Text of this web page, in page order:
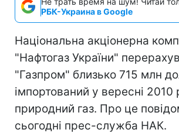
РБК-Украина в Google
Національна акціонерна
"Нафтогаз України"
"Газпром" близько 715 млн
імпортований у вересні 2010
природний газ. Про це
сьогодні прес-служба НАК.